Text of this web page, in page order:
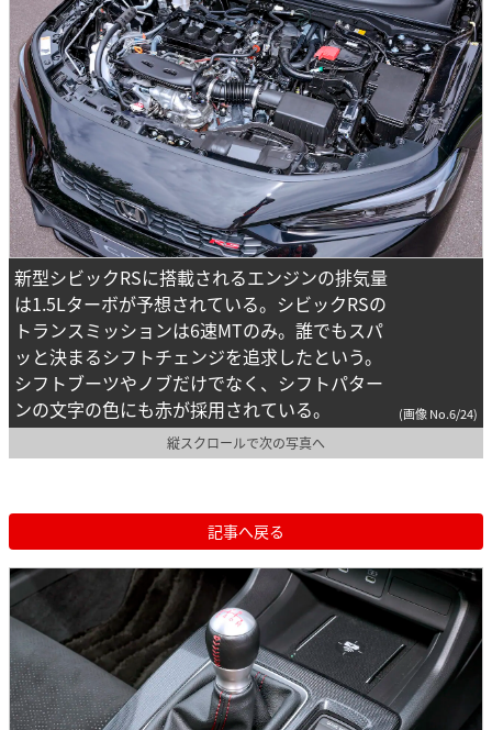
新型シビックRSに搭載されるエンジンの排気量
は1.5Lターボが予想されている。シビックRSの
トランスミッションは6速MTのみ。誰でもスパ
ッと決まるシフトチェンジを追求したという。
シフトブーツやノブだけでなく、シフトパター
ンの文字の色にも赤が採用されている。
(画像 No.6/24)
縦スクロールで次の写真へ
記事へ戻る